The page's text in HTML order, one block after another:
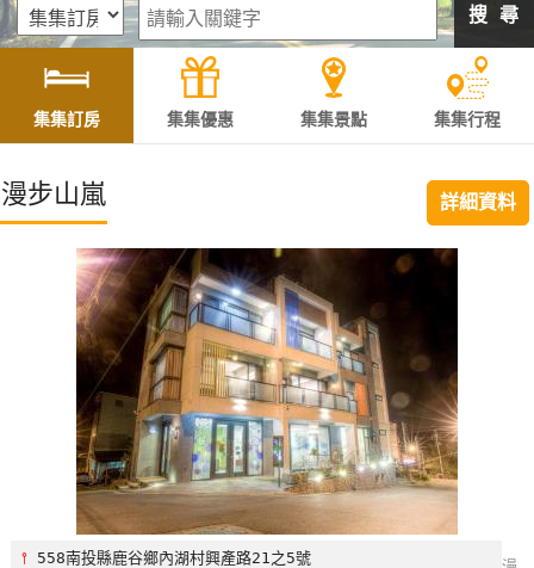
灣
訂
房
直接跟飯店訂房 HOT
搜 尋
集集訂房 集集優惠 集集景點 集集行程
漫步山嵐 詳細資料
⫯ 558南投縣鹿谷鄉內湖村興產路21之5號